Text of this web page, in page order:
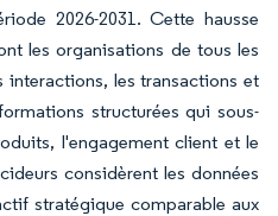
2026-2031. Cette hausse
les organisations de tous les
interactions, les transactions et
structurées qui sous-
l'engagement client et le
considèrent les données
stratégique comparable aux